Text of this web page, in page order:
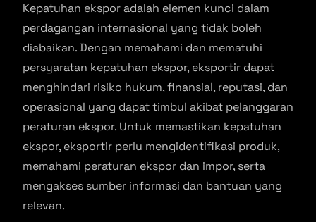
Kepatuhan ekspor adalah elemen kunci dalam
perdagangan internasional yang tidak boleh
diabaikan. Dengan memahami dan mematuhi
persyaratan kepatuhan ekspor, eksportir dapat
menghindari risiko hukum, finansial, reputasi, dan
operasional yang dapat timbul akibat pelanggaran
peraturan ekspor. Untuk memastikan kepatuhan
ekspor, eksportir perlu mengidentifikasi produk,
memahami peraturan ekspor dan impor, serta
mengakses sumber informasi dan bantuan yang
relevan.